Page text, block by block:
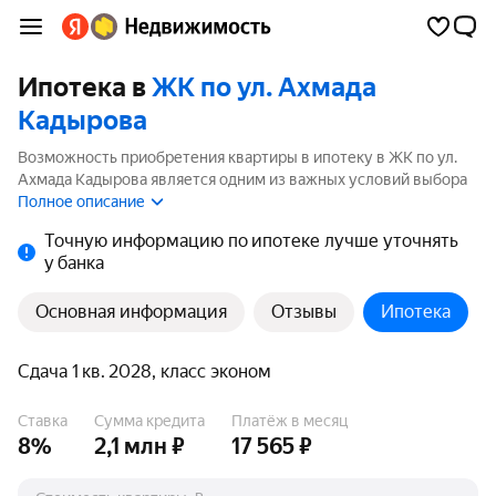
Ипотека вЖК по ул. Ахмада
Кадырова
Возможность приобретения квартиры в ипотеку в ЖК по ул.
Ахмада Кадырова является одним из важных условий выбора
квартиры. На странице мы собрали программы кредитования
Полное описание
Точную информацию по ипотеке лучше уточнять
у банка
Основная информация Отзывы Ипотека
Сдача 1 кв. 2028, класс эконом
Ставка
8%
Сумма кредита
2,1 млн ₽
Платёж в месяц
17 565 ₽